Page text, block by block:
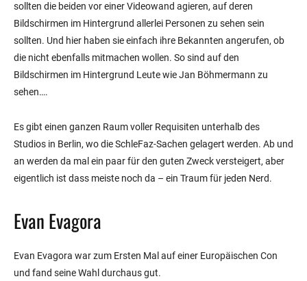
sollten die beiden vor einer Videowand agieren, auf deren
Bildschirmen im Hintergrund allerlei Personen zu sehen sein
sollten. Und hier haben sie einfach ihre Bekannten angerufen, ob
die nicht ebenfalls mitmachen wollen. So sind auf den
Bildschirmen im Hintergrund Leute wie Jan Böhmermann zu
sehen….
Es gibt einen ganzen Raum voller Requisiten unterhalb des
Studios in Berlin, wo die SchleFaz-Sachen gelagert werden. Ab und
an werden da mal ein paar für den guten Zweck versteigert, aber
eigentlich ist dass meiste noch da – ein Traum für jeden Nerd.
Evan Evagora
Evan Evagora war zum Ersten Mal auf einer Europäischen Con
und fand seine Wahl durchaus gut.